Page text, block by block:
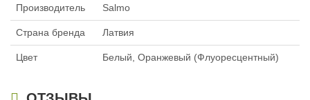
Производитель Salmo
Страна бренда Латвия
Цвет Белый, Оранжевый (Флуоресцентный)